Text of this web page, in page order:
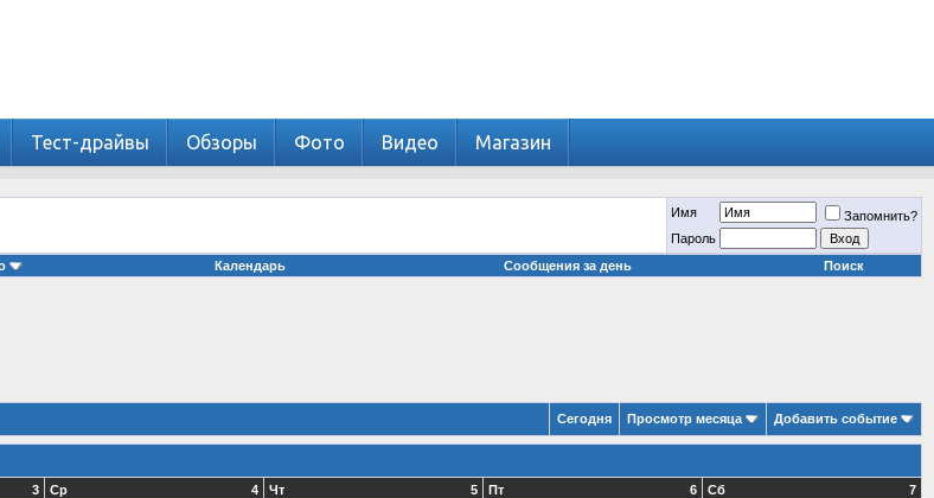
Тест-драйвы Обзоры Фото Видео Магазин
Имя
Запомнить?
Пароль
Календарь Сообщения за день Поиск
Сегодня Просмотр месяца Добавить событие
3 4
Ср
5
Чт
6
Пт 7
Сб